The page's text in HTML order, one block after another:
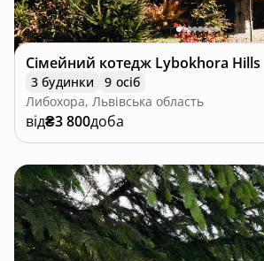
Сімейний котедж Lybokhora Hills
3 будинки
9 осіб
Либохора, Львівська область
від₴3 800доба